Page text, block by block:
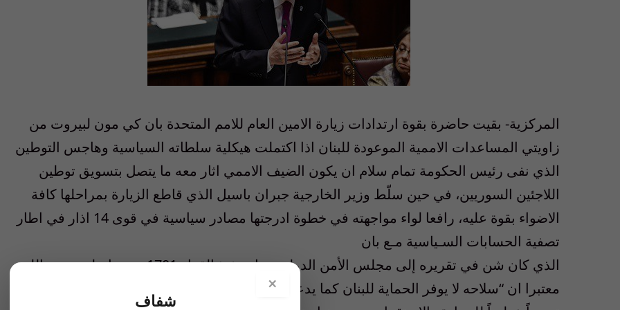
المركزية- بقيت حاضرة بقوة ارتدادات زيارة الامين العام للامم المتحدة بان كي مون لبيروت من
زاويتي المساعدات الاممية الموعودة للبنان اذا اكتملت هيكلية سلطاته السياسية وهاجس التوطين
الذي نفى رئيس الحكومة تمام سلام ان يكون الضيف الاممي اثار معه ما يتصل بتسويق توطين
اللاجئين السوريين، في حين سلّط وزير الخارجية جبران باسيل الذي قاطع الزيارة بمراحلها كافة
الاضواء بقوة عليه، رافعا لواء مواجهته في خطوة ادرجتها مصادر سياسية في قوى 14 اذار في اطار
تصفية الحسابات السـياسية مـع بان
الذي كان شن في تقريره إلى مجلس الأمن الدولي حول تنفيذ القرار 1701 هجوما على حزب الله،
معتبرا ان “سلاحه لا يوفر الحماية للبنان كما يدعي الحزب بل يقوض حكم القانون اللبناني ويشكل
×
شفاف